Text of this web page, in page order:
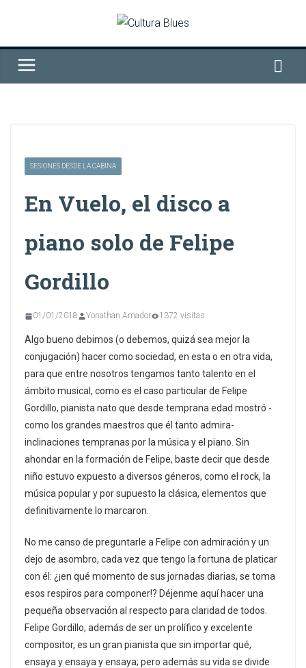
contenido
SESIONES DESDE LA CABINA
En Vuelo, el disco a
piano solo de Felipe
Gordillo
01/01/2018 Yonathan Amador 1372 visitas
Algo bueno debimos (o debemos, quizá sea mejor la
conjugación) hacer como sociedad, en esta o en otra vida,
para que entre nosotros tengamos tanto talento en el
ámbito musical, como es el caso particular de Felipe
Gordillo, pianista nato que desde temprana edad mostró -
como los grandes maestros que él tanto admira-
inclinaciones tempranas por la música y el piano. Sin
ahondar en la formación de Felipe, baste decir que desde
niño estuvo expuesto a diversos géneros, como el rock, la
música popular y por supuesto la clásica, elementos que
definitivamente lo marcaron.
No me canso de preguntarle a Felipe con admiración y un
dejo de asombro, cada vez que tengo la fortuna de platicar
con él: ¿¡en qué momento de sus jornadas diarias, se toma
esos respiros para componer!? Déjenme aquí hacer una
pequeña observación al respecto para claridad de todos.
Felipe Gordillo, además de ser un prolífico y excelente
compositor, es un gran pianista que sin importar qué,
ensaya y ensaya y ensaya; pero además su vida se divide